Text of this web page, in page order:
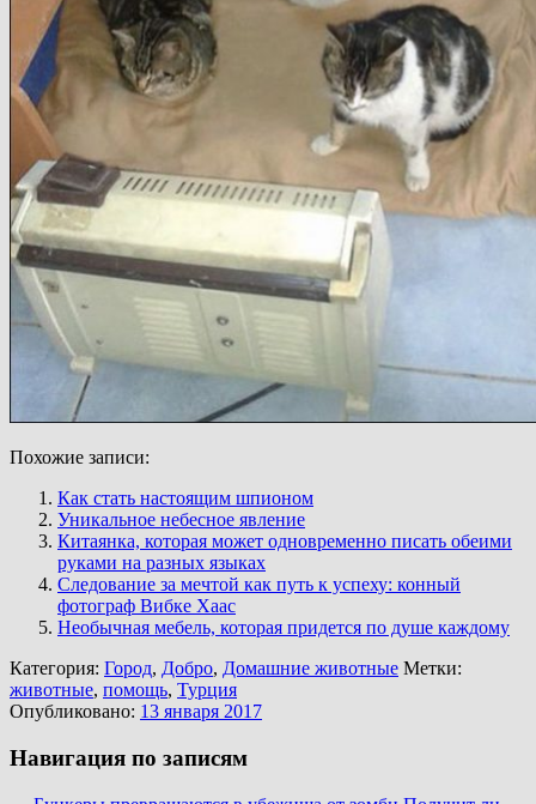
Похожие записи:
Как стать настоящим шпионом
Уникальное небесное явление
Китаянка, которая может одновременно писать обеими
руками на разных языках
Следование за мечтой как путь к успеху: конный
фотограф Вибке Хаас
Необычная мебель, которая придется по душе каждому
Категория: Город, Добро, Домашние животные Метки:
животные, помощь, Турция
Опубликовано: 13 января 2017
Навигация по записям